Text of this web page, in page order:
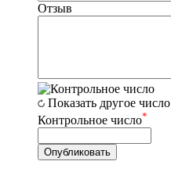
Отзыв
Показать другое число
Контрольное число*